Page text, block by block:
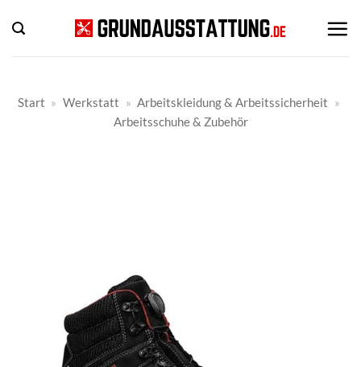
Inhalt
springen
Start » Werkstatt » Arbeitskleidung & Arbeitssicherheit »
Arbeitsschuhe & Zubehör